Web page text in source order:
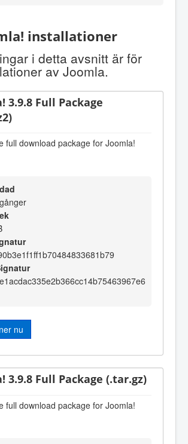
installationer
i detta avsnitt är för
av Joomla.
3.9.8 Full Package
full download package for Joomla!
nu
3.9.8 Full Package (.tar.gz)
full download package for Joomla!